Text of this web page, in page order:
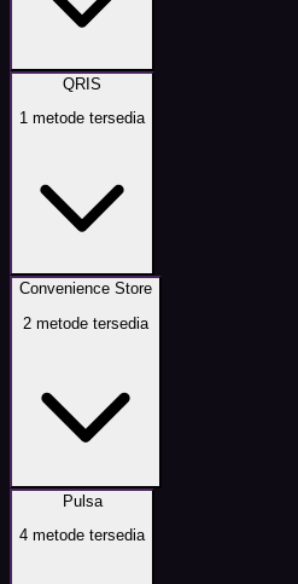
QRIS
1 metode tersedia
Convenience Store
2 metode tersedia
Pulsa
4 metode tersedia